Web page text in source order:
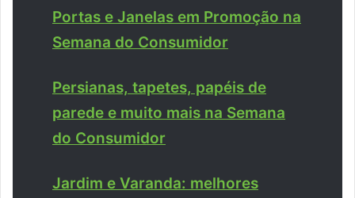
Portas e Janelas em Promoção na
Semana do Consumidor
Persianas, tapetes, papéis de
parede e muito mais na Semana
do Consumidor
Jardim e Varanda: melhores